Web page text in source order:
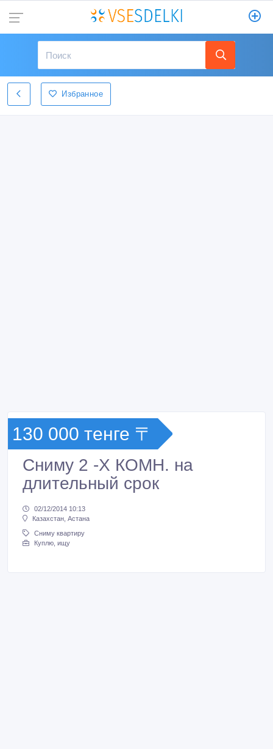
Избранное
130 000 тенге 〒
Сниму 2 -Х КОМН. на
длительный срок
02/12/2014 10:13
Казахстан, Астана
Сниму квартиру
Куплю, ищу